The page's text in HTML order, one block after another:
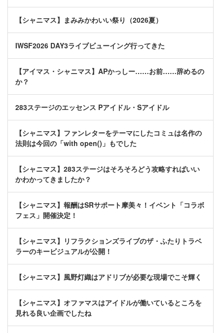
【シャニマス】まみみかわいい祭り（2026夏）
IWSF2026 DAY3ライブビューイング行ってきた
【アイマス・シャニマス】APかっしー……お前……辞めるの
か？
283ステージのエッセンス Pアイドル・Sアイドル
【シャニマス】ファンレターをテーマにしたコミュは名作の
法則は今回の「with open()」もでした
【シャニマス】283ステージはそろそろどう攻略すればいい
かわかってきましたか？
【シャニマス】報酬はSRサポート摩美々！イベント「コラボ
フェス」開催決定！
【シャニマス】リフラクションズライブのザ・ふたりトラベ
ラーのキービジュアルが公開！
【シャニマス】風野灯織はアドリブが必要な現場でこそ輝く
【シャニマス】オファマスはアイドルが働いているところを
見れる良い企画でしたね